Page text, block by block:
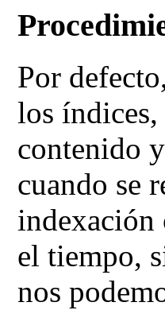
Por
los
contenido
cuando se
indexación
el tiempo,
nos